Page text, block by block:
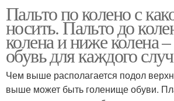
Пальто по колено с
носить. Пальто до
колена и ниже колена
обувь для каждого
Чем выше располагается подол
выше может быть голенище обуви.